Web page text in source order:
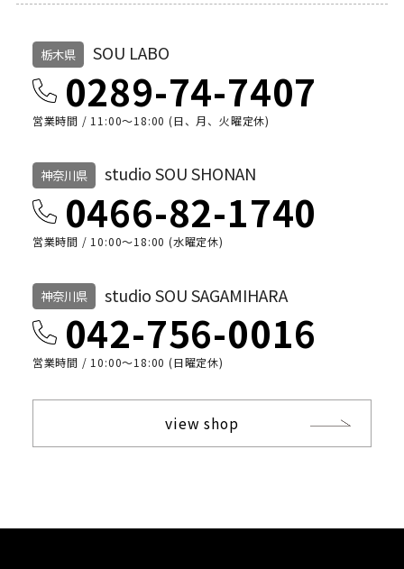
栃木県 SOU LABO
0289-74-7407
営業時間 / 11:00～18:00 (日、月、火曜定休)
神奈川県 studio SOU SHONAN
0466-82-1740
営業時間 / 10:00〜18:00 (水曜定休)
神奈川県 studio SOU SAGAMIHARA
042-756-0016
営業時間 / 10:00〜18:00 (日曜定休)
view shop